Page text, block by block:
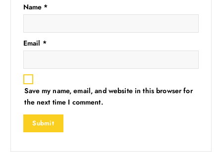
Name *
Email *
Save my name, email, and website in this browser for
the next time I comment.